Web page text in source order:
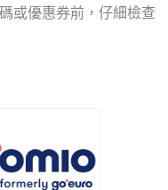
或優惠券前，仔細檢查